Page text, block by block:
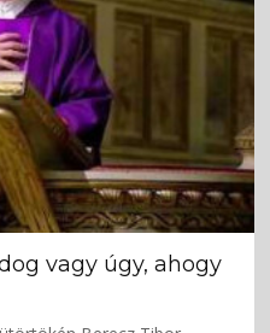
vagy úgy, ahogy